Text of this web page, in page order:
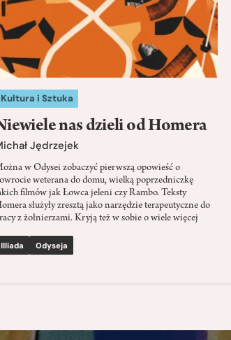
Kultura i Sztuka
nas dzieli od Homera
Jędrzejek
w Odysei zobaczyć pierwszą opowieść o
weterana do domu, wielką poprzedniczkę
filmów jak Łowca jeleni czy Rambo. Teksty
służyły zresztą jako narzędzie terapeutyczne do
z żołnierzami. Kryją też w sobie o wiele więcej
Illiada Odyseja